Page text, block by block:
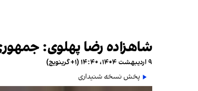
شاهزاده رضا پهلوی:
۹ اردیبهشت ۱۴۰۴، ۱۴:۴۰ (‎+۱ گرینویچ)
پخش نسخه شنیداری